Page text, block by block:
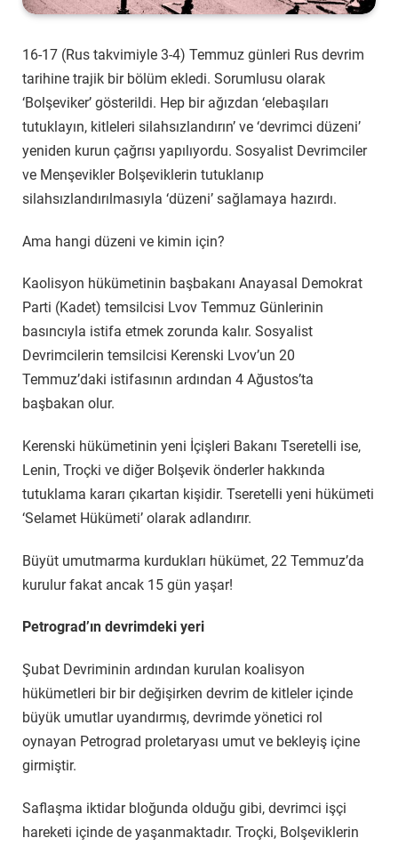
16-17 (Rus takvimiyle 3-4) Temmuz günleri Rus devrim
tarihine trajik bir bölüm ekledi. Sorumlusu olarak
‘Bolşeviker’ gösterildi. Hep bir ağızdan ‘elebaşıları
tutuklayın, kitleleri silahsızlandırın’ ve ‘devrimci düzeni’
yeniden kurun çağrısı yapılıyordu. Sosyalist Devrimciler
ve Menşevikler Bolşeviklerin tutuklanıp
silahsızlandırılmasıyla ‘düzeni’ sağlamaya hazırdı.
Ama hangi düzeni ve kimin için?
Kaolisyon hükümetinin başbakanı Anayasal Demokrat
Parti (Kadet) temsilcisi Lvov Temmuz Günlerinin
basıncıyla istifa etmek zorunda kalır. Sosyalist
Devrimcilerin temsilcisi Kerenski Lvov’un 20
Temmuz’daki istifasının ardından 4 Ağustos’ta
başbakan olur.
Kerenski hükümetinin yeni İçişleri Bakanı Tseretelli ise,
Lenin, Troçki ve diğer Bolşevik önderler hakkında
tutuklama kararı çıkartan kişidir. Tseretelli yeni hükümeti
‘Selamet Hükümeti’ olarak adlandırır.
Büyüt umutmarma kurdukları hükümet, 22 Temmuz’da
kurulur fakat ancak 15 gün yaşar!
Petrograd’ın devrimdeki yeri
Şubat Devriminin ardından kurulan koalisyon
hükümetleri bir bir değişirken devrim de kitleler içinde
büyük umutlar uyandırmış, devrimde yönetici rol
oynayan Petrograd proletaryası umut ve bekleyiş içine
girmiştir.
Saflaşma iktidar bloğunda olduğu gibi, devrimci işçi
hareketi içinde de yaşanmaktadır. Troçki, Bolşeviklerin